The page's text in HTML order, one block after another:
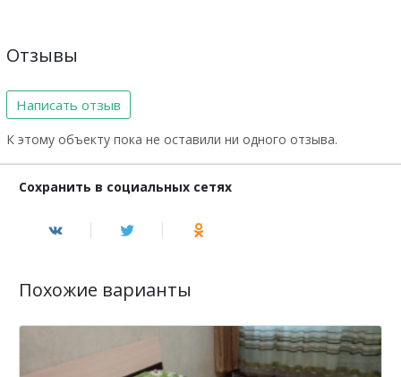
Отзывы
Написать отзыв
К этому объекту пока не оставили ни одного отзыва.
Сохранить в социальных сетях
Похожие варианты